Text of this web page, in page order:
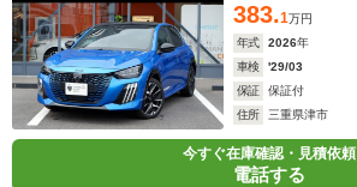
383.1万円
年式
2026年
車検
'29/03
保証
保証付
住所
三重県津市
今すぐ在庫確認・見積依頼
電話する